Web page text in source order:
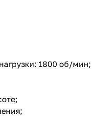
1800 об/мин;